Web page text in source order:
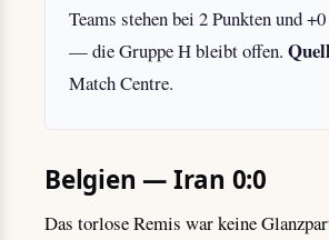
Teams stehen bei 2 Punkten und
— die Gruppe H bleibt offen.
Match Centre.
Belgien — Iran 0:0
Das torlose Remis war keine